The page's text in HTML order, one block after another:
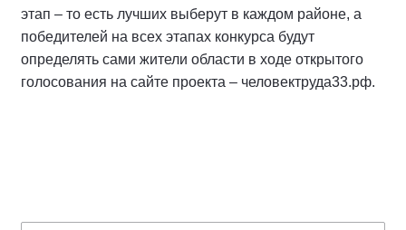
этап – то есть лучших выберут в каждом районе, а
победителей на всех этапах конкурса будут
определять сами жители области в ходе открытого
голосования на сайте проекта – человектруда33.рф.